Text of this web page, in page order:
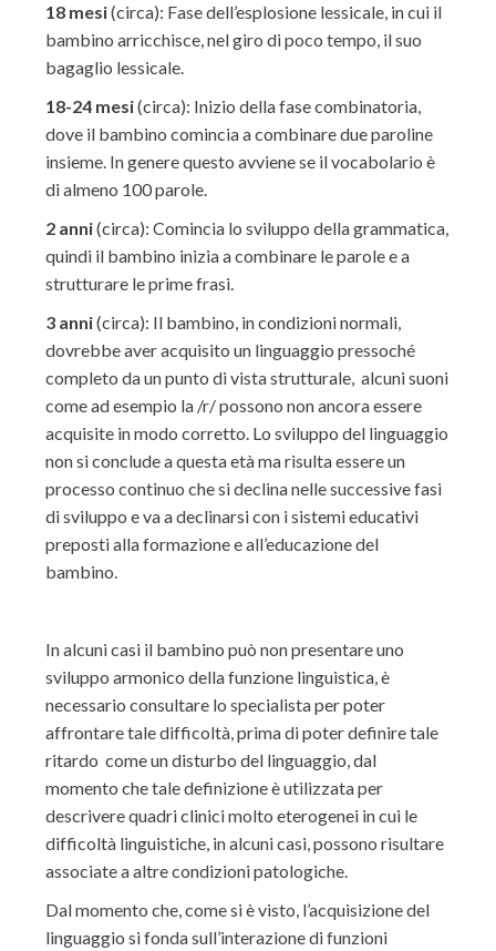
18 mesi(circa): Fase dell’esplosione lessicale, in cui il
bambino arricchisce, nel giro di poco tempo, il suo
bagaglio lessicale.
18-24 mesi(circa): Inizio della fase combinatoria,
dove il bambino comincia a combinare due paroline
insieme. In genere questo avviene se il vocabolario è
di almeno 100 parole.
2 anni(circa): Comincia lo sviluppo della grammatica,
quindi il bambino inizia a combinare le parole e a
strutturare le prime frasi.
3 anni(circa): Il bambino, in condizioni normali,
dovrebbe aver acquisito un linguaggio pressoché
completo da un punto di vista strutturale, alcuni suoni
come ad esempio la /r/ possono non ancora essere
acquisite in modo corretto. Lo sviluppo del linguaggio
non si conclude a questa età ma risulta essere un
processo continuo che si declina nelle successive fasi
di sviluppo e va a declinarsi con i sistemi educativi
preposti alla formazione e all’educazione del
bambino.
In alcuni casi il bambino può non presentare uno
sviluppo armonico della funzione linguistica, è
necessario consultare lo specialista per poter
affrontare tale difficoltà, prima di poter definire tale
ritardo come un disturbo del linguaggio, dal
momento che tale definizione è utilizzata per
descrivere quadri clinici molto eterogenei in cui le
difficoltà linguistiche, in alcuni casi, possono risultare
associate a altre condizioni patologiche.
Dal momento che, come si è visto, l’acquisizione del
linguaggio si fonda sull’interazione di funzioni